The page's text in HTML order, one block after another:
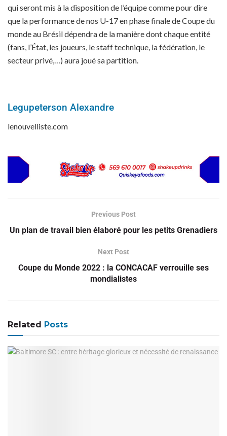
qui seront mis à la disposition de l’équipe comme pour dire
que la performance de nos U-17 en phase finale de Coupe du
monde au Brésil dépendra de la manière dont chaque entité
(fans, l’État, les joueurs, le staff technique, la fédération, le
secteur privé,…) aura joué sa partition.
Legupeterson Alexandre
lenouvelliste.com
Previous Post
Un plan de travail bien élaboré pour les petits Grenadiers
Next Post
Coupe du Monde 2022 : la CONCACAF verrouille ses
mondialistes
Related Posts